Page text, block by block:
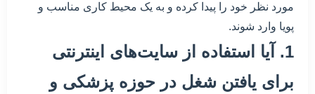
مورد نظر خود را پیدا کرده و به یک محیط کاری مناسب و
پویا وارد شوند.
1. آیا استفاده از سایت‌های اینترنتی
برای یافتن شغل در حوزه پزشکی و